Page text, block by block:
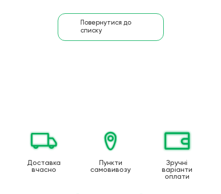
Повернутися до
списку
Доставка
вчасно
Пункти
самовивозу
Зручні
варіанти
оплати